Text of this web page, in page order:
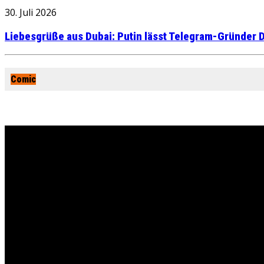
30. Juli 2026
Liebesgrüße aus Dubai: Putin lässt Telegram-Gründer
Comic